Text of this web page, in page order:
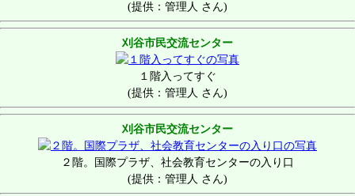
(提供：管理人 さん)
刈谷市民交流センター
１階入ってすぐ
(提供：管理人 さん)
刈谷市民交流センター
２階。国際プラザ、社会教育センターの入り口
(提供：管理人 さん)